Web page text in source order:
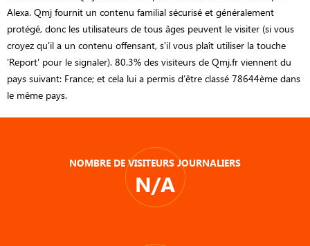
Alexa. Qmj fournit un contenu familial sécurisé et généralement
protégé, donc les utilisateurs de tous âges peuvent le visiter (si vous
croyez qu'il a un contenu offensant, s'il vous plaît utiliser la touche
'Report' pour le signaler). 80.3% des visiteurs de Qmj.fr viennent du
pays suivant: France; et cela lui a permis d’être classé 78644ème dans
le même pays.
NOMBRE DE VISITEURS JOURNALIERS
N/A